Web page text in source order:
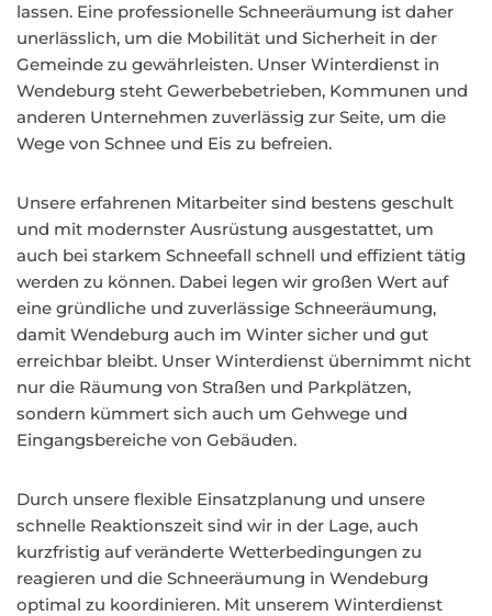
lassen. Eine professionelle Schneeräumung ist daher
unerlässlich, um die Mobilität und Sicherheit in der
Gemeinde zu gewährleisten. Unser Winterdienst in
Wendeburg steht Gewerbebetrieben, Kommunen und
anderen Unternehmen zuverlässig zur Seite, um die
Wege von Schnee und Eis zu befreien.
Unsere erfahrenen Mitarbeiter sind bestens geschult
und mit modernster Ausrüstung ausgestattet, um
auch bei starkem Schneefall schnell und effizient tätig
werden zu können. Dabei legen wir großen Wert auf
eine gründliche und zuverlässige Schneeräumung,
damit Wendeburg auch im Winter sicher und gut
erreichbar bleibt. Unser Winterdienst übernimmt nicht
nur die Räumung von Straßen und Parkplätzen,
sondern kümmert sich auch um Gehwege und
Eingangsbereiche von Gebäuden.
Durch unsere flexible Einsatzplanung und unsere
schnelle Reaktionszeit sind wir in der Lage, auch
kurzfristig auf veränderte Wetterbedingungen zu
reagieren und die Schneeräumung in Wendeburg
optimal zu koordinieren. Mit unserem Winterdienst